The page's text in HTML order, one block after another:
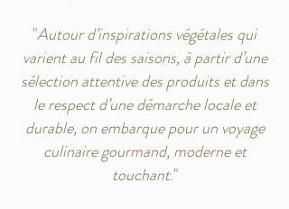
"Autour d’inspirations végétales qui
varient au fil des saisons, à partir d’une
sélection attentive des produits et dans
le respect d’une démarche locale et
durable, on embarque pour un voyage
culinaire gourmand, moderne et
touchant."